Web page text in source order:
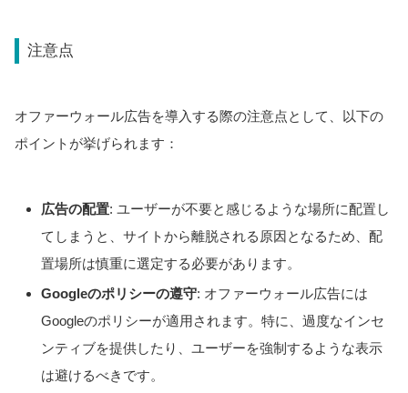
注意点
オファーウォール広告を導入する際の注意点として、以下の
ポイントが挙げられます：
広告の配置: ユーザーが不要と感じるような場所に配置し
てしまうと、サイトから離脱される原因となるため、配
置場所は慎重に選定する必要があります。
Googleのポリシーの遵守: オファーウォール広告には
Googleのポリシーが適用されます。特に、過度なインセ
ンティブを提供したり、ユーザーを強制するような表示
は避けるべきです。